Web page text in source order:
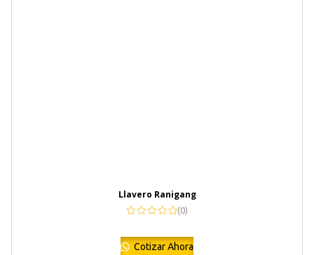
Llavero Ranigang
(0)
Cotizar Ahora